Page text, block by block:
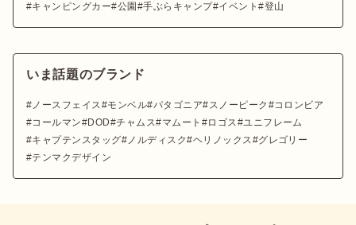
キャンピングカー 公園 手ぶらキャンプ イベント 登山
いま話題のブランド
ノースフェイス モンベル パタゴニア スノーピーク
コロンビア
コールマン
DOD チャムス マムート ロゴス
ユニフレーム
キャプテンスタッグ
ノルディスク ヘリノックス
グレゴリー
テンマクデザイン